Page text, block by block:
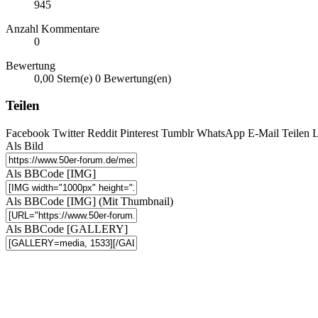
945
Anzahl Kommentare
0
Bewertung
0,00 Stern(e) 0 Bewertung(en)
Teilen
Facebook Twitter Reddit Pinterest Tumblr WhatsApp E-Mail Teilen
Als Bild
Als BBCode [IMG]
Als BBCode [IMG] (Mit Thumbnail)
Als BBCode [GALLERY]